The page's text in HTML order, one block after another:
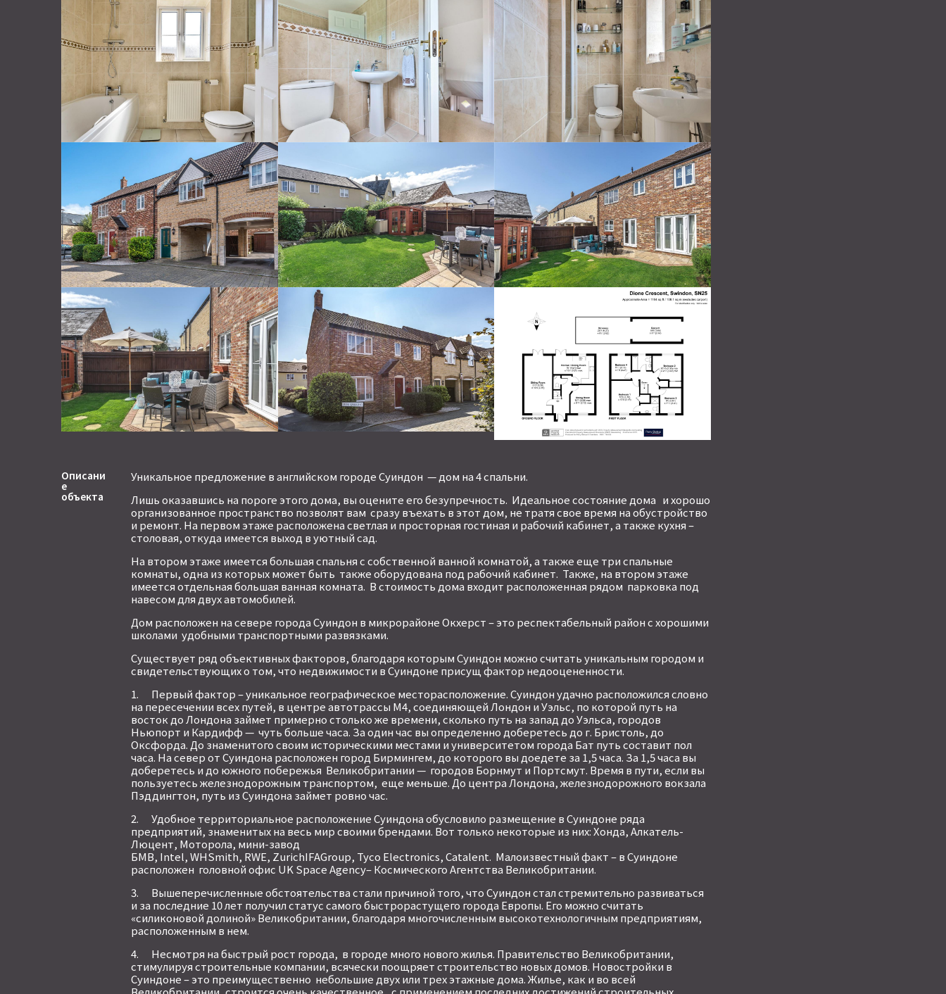
Описани
е
объекта
Уникальное предложение в английском городе Суиндон — дом на 4 спальни.
Лишь оказавшись на пороге этого дома, вы оцените его безупречность. Идеальное состояние дома и хорошо
организованное пространство позволят вам сразу въехать в этот дом, не тратя свое время на обустройство
и ремонт. На первом этаже расположена светлая и просторная гостиная и рабочий кабинет, а также кухня –
столовая, откуда имеется выход в уютный сад.
На втором этаже имеется большая спальня с собственной ванной комнатой, а также еще три спальные
комнаты, одна из которых может быть также оборудована под рабочий кабинет. Также, на втором этаже
имеется отдельная большая ванная комната. В стоимость дома входит расположенная рядом парковка под
навесом для двух автомобилей.
Дом расположен на севере города Суиндон в микрорайоне Окхерст – это респектабельный район с хорошими
школами удобными транспортными развязками.
Существует ряд объективных факторов, благодаря которым Суиндон можно считать уникальным городом и
свидетельствующих о том, что недвижимости в Суиндоне присущ фактор недооцененности.
1. Первый фактор – уникальное географическое месторасположение. Суиндон удачно расположился словно
на пересечении всех путей, в центре автотрассы М4, соединяющей Лондон и Уэльс, по которой путь на
восток до Лондона займет примерно столько же времени, сколько путь на запад до Уэльса, городов
Ньюпорт и Кардифф — чуть больше часа. За один час вы определенно доберетесь до г. Бристоль, до
Оксфорда. До знаменитого своим историческими местами и университетом города Бат путь составит пол
часа. На север от Суиндона расположен город Бирмингем, до которого вы доедете за 1,5 часа. За 1,5 часа вы
доберетесь и до южного побережья Великобритании — городов Борнмут и Портсмут. Время в пути, если вы
пользуетесь железнодорожным транспортом, еще меньше. До центра Лондона, железнодорожного вокзала
Пэддингтон, путь из Суиндона займет ровно час.
2. Удобное территориальное расположение Суиндона обусловило размещение в Суиндоне ряда
предприятий, знаменитых на весь мир своими брендами. Вот только некоторые из них: Хонда, Алкатель-
Люцент, Моторола, мини-завод
БМВ, Intel, WHSmith, RWE, ZurichIFAGroup, Tyco Electronics, Catalent. Малоизвестный факт – в Суиндоне
расположен головной офис UK Space Agency– Космического Агентства Великобритании.
3. Вышеперечисленные обстоятельства стали причиной того, что Суиндон стал стремительно развиваться
и за последние 10 лет получил статус самого быстрорастущего города Европы. Его можно считать
«силиконовой долиной» Великобритании, благодаря многочисленным высокотехнологичным предприятиям,
расположенным в нем.
4. Несмотря на быстрый рост города, в городе много нового жилья. Правительство Великобритании,
стимулируя строительные компании, всячески поощряет строительство новых домов. Новостройки в
Суиндоне – это преимущественно небольшие двух или трех этажные дома. Жилье, как и во всей
Телефон*
Ваше сообщение*
ОТПРАВИТЬ